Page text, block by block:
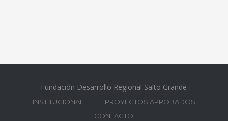
Fundación Desarrollo Regional Salto Grande
INSTITUCIONAL
PROYECTOS APROBADOS
CONTACTO